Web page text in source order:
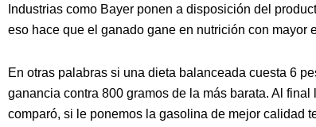
Industrias como Bayer ponen a disposición del
eso hace que el ganado gane en nutrición con
En otras palabras si una dieta balanceada cuesta 6
ganancia contra 800 gramos de la más barata. Al
comparó, si le ponemos la gasolina de mejor calidad